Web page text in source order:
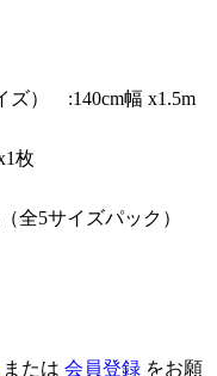
ズ） :140cm幅 x1.5m
枚
全5サイズパック）
または 会員登録 をお願